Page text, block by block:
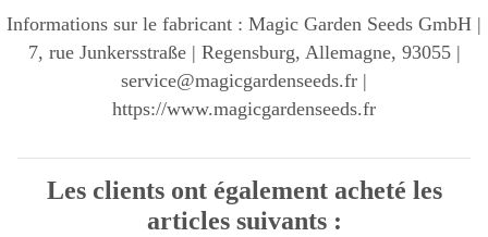
Informations sur le fabricant : Magic Garden Seeds GmbH |
7, rue Junkersstraße | Regensburg, Allemagne, 93055 |
service@magicgardenseeds.fr |
https://www.magicgardenseeds.fr
Les clients ont également acheté les
articles suivants :